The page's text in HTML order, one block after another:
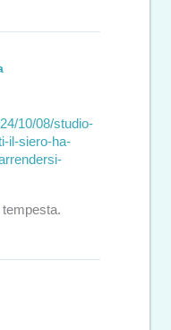
10/08/studio-
il-siero-ha-